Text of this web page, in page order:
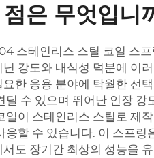
은 무엇입니
스테인리스 스틸 코일 스
닌 강도와 내식성 덕분에 이
요한 응용 분야에 탁월한 선
딜 수 있으며 뛰어난 인장 강
일이 스테인리스 스틸로 제
용할 수 있습니다. 이 스프
서도 장기간 최상의 성능을